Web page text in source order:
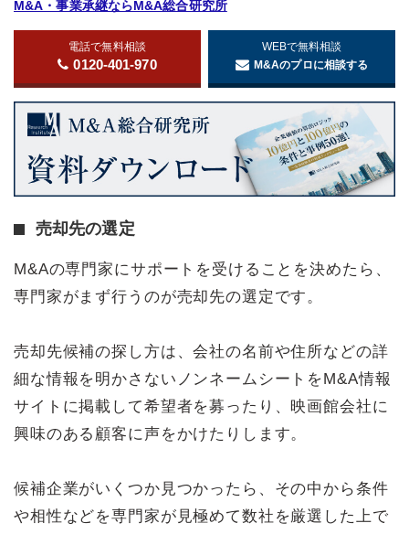
M&A・事業承継ならM&A総合研究所
電話で無料相談
0120-401-970
WEBで無料相談
M&Aのプロに相談する
売却先の選定
M&Aの専門家にサポートを受けることを決めたら、
専門家がまず行うのが売却先の選定です。
売却先候補の探し方は、会社の名前や住所などの詳
細な情報を明かさないノンネームシートをM&A情報
サイトに掲載して希望者を募ったり、映画館会社に
興味のある顧客に声をかけたりします。
候補企業がいくつか見つかったら、その中から条件
や相性などを専門家が見極めて数社を厳選した上で